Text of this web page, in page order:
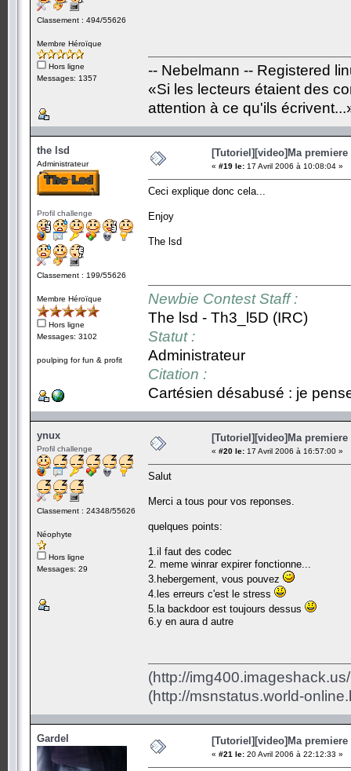
Classement : 494/55626
Membre Héroïque
Hors ligne
Messages: 1357
-- Nebelmann -- Registered
«Si les lecteurs étaient des
attention à ce qu'ils
the lsd
Administrateur
Profil challenge
Classement : 199/55626
Membre Héroïque
Hors ligne
Messages: 3102
poulping for fun & profit
[Tutoriel][video]Ma premiere
« #19 le: 17 Avril 2006 à 10:08:04 »
Ceci explique donc cela...
Enjoy
The lsd
Newbie Contest Staff :
The lsd - Th3_l5D (IRC)
Statut :
Administrateur
Citation :
Cartésien désabusé : je
ynux
Profil challenge
Classement : 24348/55626
Néophyte
Hors ligne
Messages: 29
[Tutoriel][video]Ma premiere
« #20 le: 17 Avril 2006 à 16:57:00 »
Salut
Merci a tous pour vos reponses.
quelques points:
1.il faut des codec
2. meme winrar expirer fonctionne...
3.hebergement, vous pouvez
4.les erreurs c'est le stress
5.la backdoor est toujours dessus
6.y en aura d autre
(http://
(http://msnstatus.world-
Gardel [Tutoriel][video]Ma premiere
« #21 le: 20 Avril 2006 à 22:12:33 »